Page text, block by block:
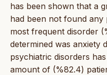
has been shown that a
had been not found any
most frequent disorder
determined was anxiety
psychiatric disorders
amount of (%82.4)